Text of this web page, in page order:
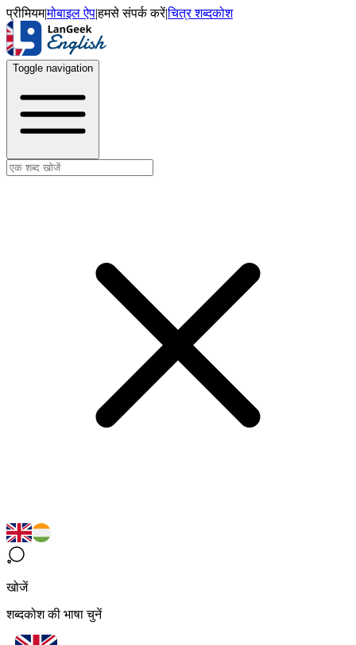
प्रीमियम|मोबाइल ऐप|हमसे संपर्क करें|चित्र शब्दकोश
Toggle navigation
खोजें
शब्दकोश की भाषा चुनें